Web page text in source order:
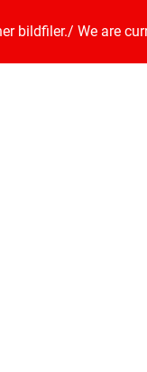
bildfiler./ We are